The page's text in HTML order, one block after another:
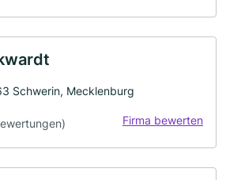
Schwerin, Mecklenburg
Firma bewerten